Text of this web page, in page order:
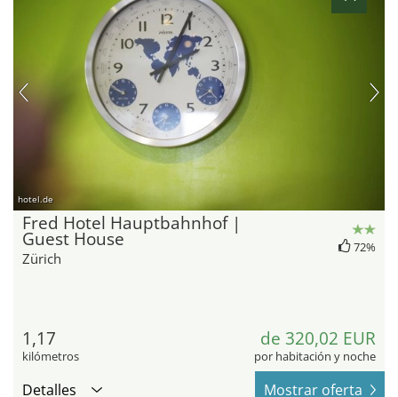
hotel.de
Fred Hotel Hauptbahnhof |
Guest House
Zürich
72%
1,17
kilómetros
de 320,02 EUR
por habitación y noche
Detalles Mostrar oferta